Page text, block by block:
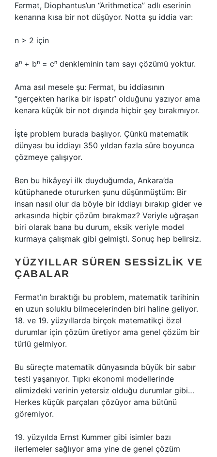
Fermat, Diophantus’un “Arithmetica” adlı eserinin
kenarına kısa bir not düşüyor. Notta şu iddia var:
n > 2 için
aⁿ + bⁿ = cⁿ denkleminin tam sayı çözümü yoktur.
Ama asıl mesele şu: Fermat, bu iddiasının
“gerçekten harika bir ispatı” olduğunu yazıyor ama
kenara küçük bir not dışında hiçbir şey bırakmıyor.
İşte problem burada başlıyor. Çünkü matematik
dünyası bu iddiayı 350 yıldan fazla süre boyunca
çözmeye çalışıyor.
Ben bu hikâyeyi ilk duyduğumda, Ankara’da
kütüphanede otururken şunu düşünmüştüm: Bir
insan nasıl olur da böyle bir iddiayı bırakıp gider ve
arkasında hiçbir çözüm bırakmaz? Veriyle uğraşan
biri olarak bana bu durum, eksik veriyle model
kurmaya çalışmak gibi gelmişti. Sonuç hep belirsiz.
YÜZYILLAR SÜREN SESSIZLIK VE
ÇABALAR
Fermat’ın bıraktığı bu problem, matematik tarihinin
en uzun soluklu bilmecelerinden biri haline geliyor.
18. ve 19. yüzyıllarda birçok matematikçi özel
durumlar için çözüm üretiyor ama genel çözüm bir
türlü gelmiyor.
Bu süreçte matematik dünyasında büyük bir sabır
testi yaşanıyor. Tıpkı ekonomi modellerinde
elimizdeki verinin yetersiz olduğu durumlar gibi…
Herkes küçük parçaları çözüyor ama bütünü
göremiyor.
19. yüzyılda Ernst Kummer gibi isimler bazı
ilerlemeler sağlıyor ama yine de genel çözüm